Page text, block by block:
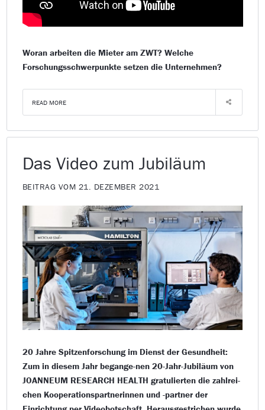
Woran arbeiten die Mieter am ZWT? Welche
Forschungsschwerpunkte setzen die Unternehmen?
READ MORE
Das Video zum Jubiläum
BEITRAG VOM 21. DEZEMBER 2021
20 Jahre Spitzenforschung im Dienst der Gesundheit:
Zum in diesem Jahr begange-nen 20-Jahr-Jubiläum von
JOANNEUM RESEARCH HEALTH gratulierten die zahlrei-
chen Kooperationspartnerinnen und -partner der